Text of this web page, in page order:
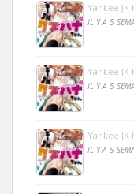
Yankee
IL Y A 5
Yankee
IL Y A 5
Yankee
IL Y A 5